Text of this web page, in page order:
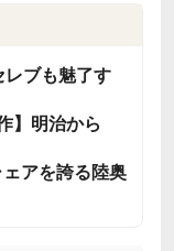
レブも魅了す
】明治から
アを誇る陸奥